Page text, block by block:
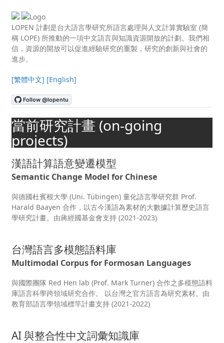
LOPEN 計劃是台大語言學研究所語言處理與人文計算實驗室 (簡
稱 LOPE) 所推動的一項中文語言與知識資源開放的計劃。我們相
信，資源的開放可以促進經驗研究的重製，研究的創新與社會的
進步。
[繁體中文] [English]
當前研究計畫 (on-going
projects)
漢語計算語意變遷模型
Semantic Change Model for Chinese
與德國杜賓根大學 (Uni. Tübingen) 量化語言學研究群 Prof.
Harald Baayen 合作，以古今漢語為素材的大數據計算歷史語言
學研究計畫。由蔣經國基金會支持 (2021-2023)
台灣語言多模態語料庫
Multimodal Corpus for Formosan Languages
與國際團隊 Red Hen lab (Prof. Mark Turner) 合作之多模態語料
庫語言科學跨領域研究合作。 以台灣之官方語言為研究素材。由
教育部語言學領域標竿計畫支持 (2021-2022)
AI 與整合性中文詞彙知識庫